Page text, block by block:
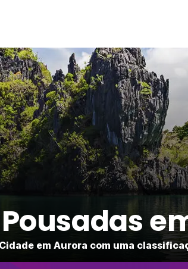
Pousadas
em Aurora com uma